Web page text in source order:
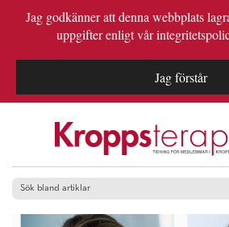
Jag godkänner att denna webbplats
uppgifter enligt vår
Jag förstår